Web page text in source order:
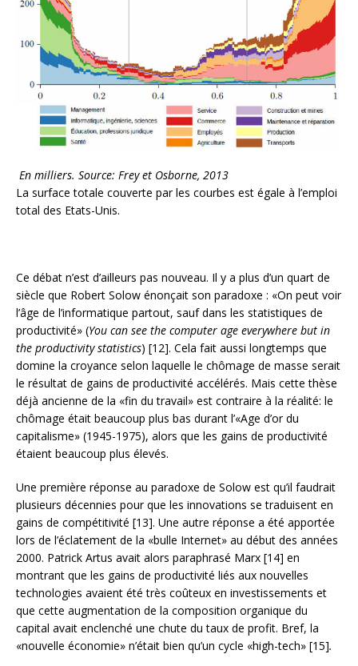
En milliers. Source: Frey et Osborne, 2013
La surface totale couverte par les courbes est égale à l’emploi
total des Etats-Unis.
Ce débat n’est d’ailleurs pas nouveau. Il y a plus d’un quart de
siècle que Robert Solow énonçait son paradoxe : «On peut voir
l’âge de l’informatique partout, sauf dans les statistiques de
productivité» (You can see the computer age everywhere but in
the productivity statistics) [12]. Cela fait aussi longtemps que
domine la croyance selon laquelle le chômage de masse serait
le résultat de gains de productivité accélérés. Mais cette thèse
déjà ancienne de la «fin du travail» est contraire à la réalité: le
chômage était beaucoup plus bas durant l’«Age d’or du
capitalisme» (1945-1975), alors que les gains de productivité
étaient beaucoup plus élevés.
Une première réponse au paradoxe de Solow est qu’il faudrait
plusieurs décennies pour que les innovations se traduisent en
gains de compétitivité [13]. Une autre réponse a été apportée
lors de l’éclatement de la «bulle Internet» au début des années
2000. Patrick Artus avait alors paraphrasé Marx [14] en
montrant que les gains de productivité liés aux nouvelles
technologies avaient été très coûteux en investissements et
que cette augmentation de la composition organique du
capital avait enclenché une chute du taux de profit. Bref, la
«nouvelle économie» n’était bien qu’un cycle «high-tech» [15].